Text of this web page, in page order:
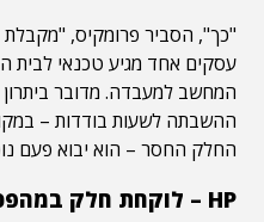
"כך", הסביר פרומקיס, "מקבלת
עסקים אחד מגיע טכנאי
המחשב למעבדה. מדובר
ההשבתה לשעות בודדות –
החלק החסר – הוא יבוא פעם
HP – לוקחת חלק במהפכת הבינה המלאכותית